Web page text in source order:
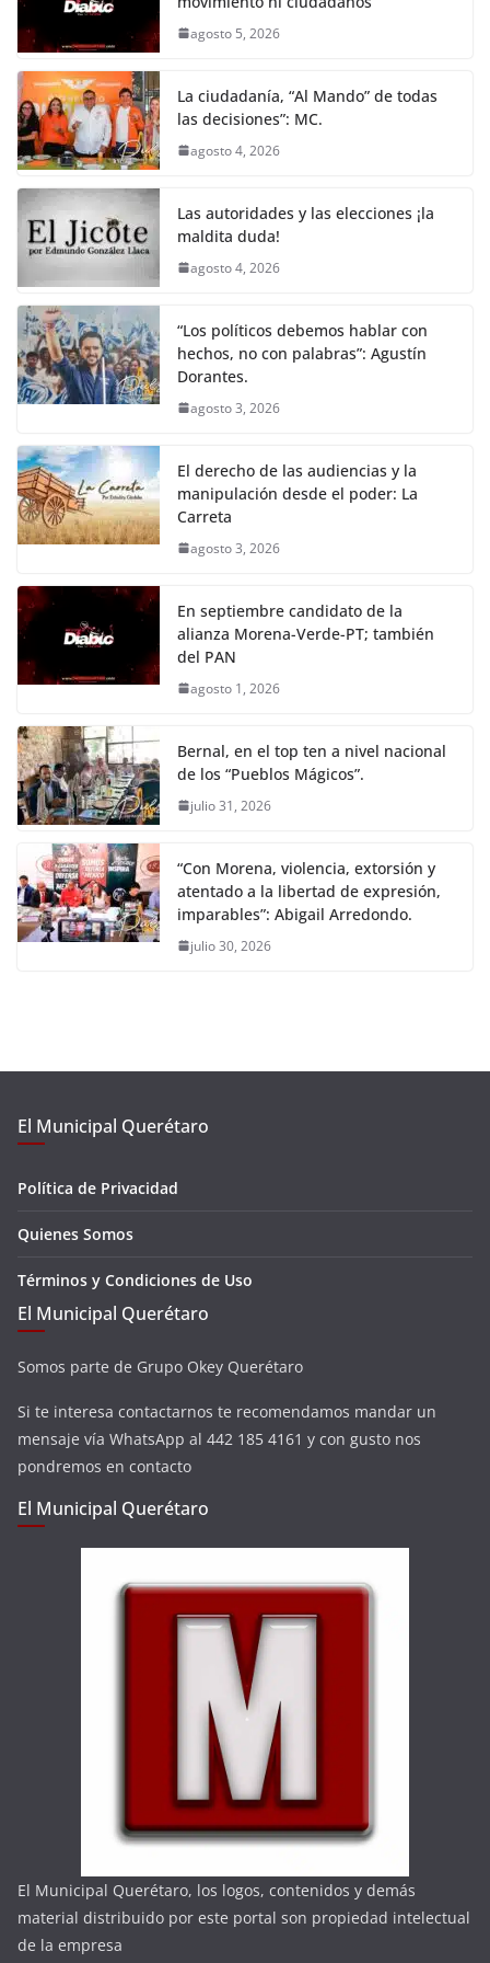
agosto 5, 2026
La ciudadanía, “Al Mando” de todas
las decisiones”: MC.
agosto 4, 2026
Las autoridades y las elecciones ¡la
maldita duda!
agosto 4, 2026
“Los políticos debemos hablar con
hechos, no con palabras”: Agustín
Dorantes.
agosto 3, 2026
El derecho de las audiencias y la
manipulación desde el poder: La
Carreta
agosto 3, 2026
En septiembre candidato de la
alianza Morena-Verde-PT; también
del PAN
agosto 1, 2026
Bernal, en el top ten a nivel nacional
de los “Pueblos Mágicos”.
julio 31, 2026
“Con Morena, violencia, extorsión y
atentado a la libertad de expresión,
imparables”: Abigail Arredondo.
julio 30, 2026
El Municipal Querétaro
Política de Privacidad
Quienes Somos
Términos y Condiciones de Uso
El Municipal Querétaro
Somos parte de Grupo Okey Querétaro
Si te interesa contactarnos te recomendamos mandar un
mensaje vía WhatsApp al 442 185 4161 y con gusto nos
pondremos en contacto
El Municipal Querétaro
El Municipal Querétaro, los logos, contenidos y demás
material distribuido por este portal son propiedad intelectual
de la empresa